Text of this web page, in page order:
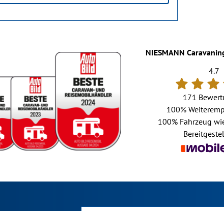
NIESMANN
4.7
171
100%
100%Fahrzeug